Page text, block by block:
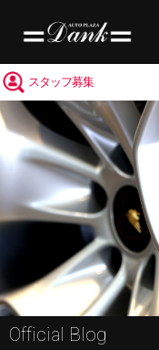
スタッフ募集
Official Blog